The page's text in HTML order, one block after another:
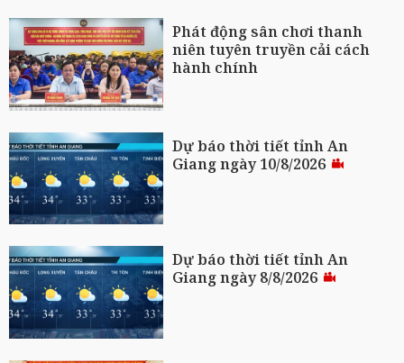
Phát động sân chơi thanh
niên tuyên truyền cải cách
hành chính
Dự báo thời tiết tỉnh An
Giang ngày 10/8/2026
Dự báo thời tiết tỉnh An
Giang ngày 8/8/2026